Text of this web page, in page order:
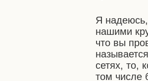
Я надеюсь,
нашими
что вы
сетях, то,
том числе